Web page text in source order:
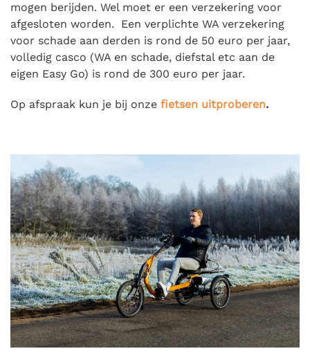
mogen berijden. Wel moet er een verzekering voor
afgesloten worden. Een verplichte WA verzekering
voor schade aan derden is rond de 50 euro per jaar,
volledig casco (WA en schade, diefstal etc aan de
eigen Easy Go) is rond de 300 euro per jaar.
Op afspraak kun je bij onze fietsen uitproberen.